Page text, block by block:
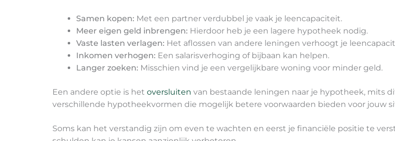
Samen kopen: Met een partner verdubbel je vaak je leencapaciteit.
Meer eigen geld inbrengen: Hierdoor heb je een lagere hypotheek nodig.
Vaste lasten verlagen: Het aflossen van andere leningen verhoogt je
Inkomen verhogen: Een salarisverhoging of bijbaan kan helpen.
Langer zoeken: Misschien vind je een vergelijkbare woning voor minder geld.
Een andere optie is hetoversluiten van bestaande leningen naar je hypotheek, mits
verschillende hypotheekvormen die mogelijk betere voorwaarden bieden voor jouw
Soms kan het verstandig zijn om even te wachten en eerst je financiële positie te